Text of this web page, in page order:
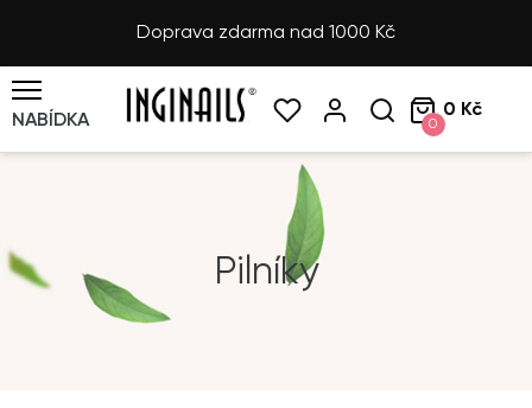
Doprava zdarma nad 1000 Kč
NABÍDKA 0
0 Kč
Pilníky